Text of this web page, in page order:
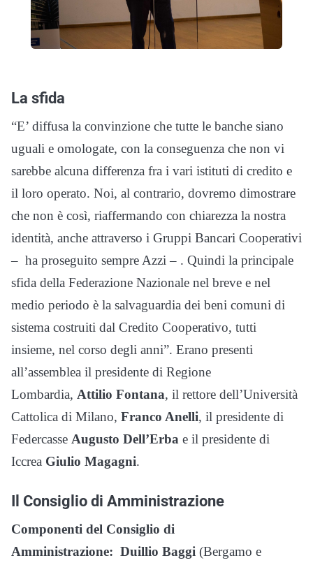
La sfida
“E’ diffusa la convinzione che tutte le banche siano
uguali e omologate, con la conseguenza che non vi
sarebbe alcuna differenza fra i vari istituti di credito e
il loro operato. Noi, al contrario, dovremo dimostrare
che non è così, riaffermando con chiarezza la nostra
identità, anche attraverso i Gruppi Bancari Cooperativi
– ha proseguito sempre Azzi – . Quindi la principale
sfida della Federazione Nazionale nel breve e nel
medio periodo è la salvaguardia dei beni comuni di
sistema costruiti dal Credito Cooperativo, tutti
insieme, nel corso degli anni”. Erano presenti
all’assemblea il presidente di Regione
Lombardia, Attilio Fontana, il rettore dell’Università
Cattolica di Milano, Franco Anelli, il presidente di
Federcasse Augusto Dell’Erba e il presidente di
Iccrea Giulio Magagni.
Il Consiglio di Amministrazione
Componenti del Consiglio di
Amministrazione: Duillio Baggi (Bergamo e